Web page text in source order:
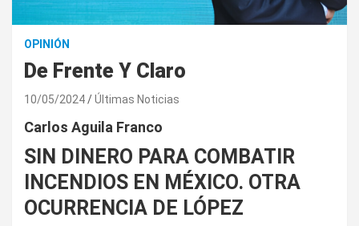
OPINIÓN
De Frente Y Claro
10/05/2024 Últimas Noticias
Carlos Aguila Franco
SIN DINERO PARA COMBATIR
INCENDIOS EN MÉXICO. OTRA
OCURRENCIA DE LÓPEZ